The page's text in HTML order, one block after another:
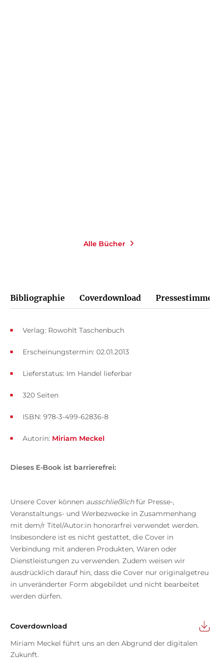
Alle Bücher
Bibliographie Coverdownload Pressestimmen
Verlag: Rowohlt Taschenbuch
Erscheinungstermin: 02.01.2013
Lieferstatus: Im Handel lieferbar
ISBN: 978-3-499-62836-8
320 Seiten
Autorin: Miriam Meckel
Dieses E-Book ist barrierefrei:
Unsere Cover können ausschließlichfür Presse-,
Veranstaltungs- und Werbezwecke in Zusammenhang
mit dem/r Titel/Autor:in honorarfrei verwendet werden.
Insbesondere ist es nicht gestattet, die Cover in
Verbindung mit anderen Produkten, Waren oder
Dienstleistungen zu verwenden. Zudem weisen wir
ausdrücklich darauf hin, dass die Cover nur originalgetreu
in unveränderter Form abgebildet und nicht bearbeitet
werden dürfen.
Coverdownload
Miriam Meckel führt uns an den Abgrund der digitalen
Zukunft.